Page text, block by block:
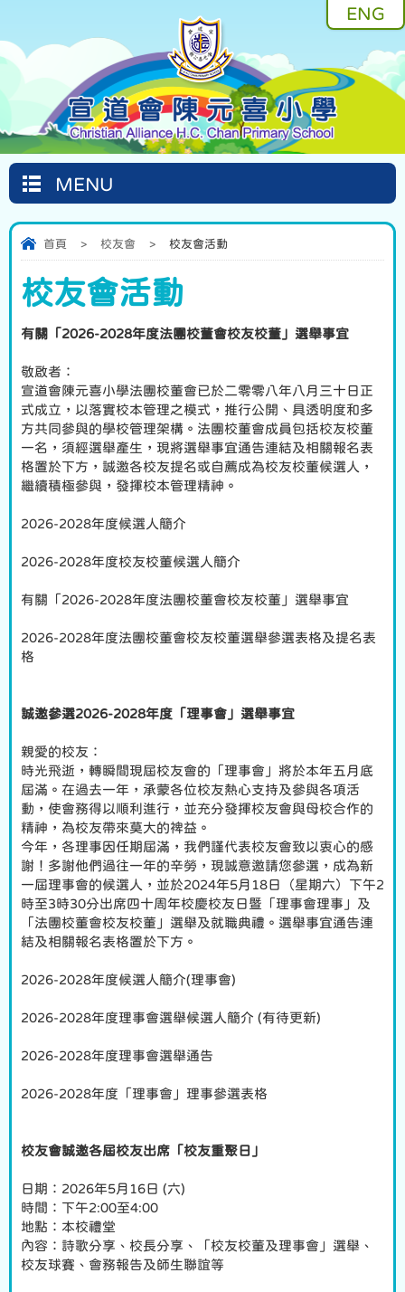
ENG
MENU
首頁 > 校友會 > 校友會活動
校友會活動
有關「2026-2028年度法團校董會校友校董」選舉事宜
敬啟者：
宣道會陳元喜小學法團校董會已於二零零八年八月三十日正
式成立，以落實校本管理之模式，推行公開、具透明度和多
方共同參與的學校管理架構。法團校董會成員包括校友校董
一名，須經選舉產生，現將選舉事宜通告連結及相關報名表
格置於下方，誠邀各校友提名或自薦成為校友校董候選人，
繼續積極參與，發揮校本管理精神。
2026-2028年度候選人簡介
2026-2028年度校友校董候選人簡介
有關「2026-2028年度法團校董會校友校董」選舉事宜
2026-2028年度法團校董會校友校董選舉參選表格及提名表
格
誠邀參選2026-2028年度「理事會」選舉事宜
親愛的校友：
時光飛逝，轉瞬間現屆校友會的「理事會」將於本年五月底
屆滿。在過去一年，承蒙各位校友熱心支持及參與各項活
動，使會務得以順利進行，並充分發揮校友會與母校合作的
精神，為校友帶來莫大的裨益。
今年，各理事因任期屆滿，我們謹代表校友會致以衷心的感
謝！多謝他們過往一年的辛勞，現誠意邀請您參選，成為新
一屆理事會的候選人，並於2024年5月18日（星期六）下午2
時至3時30分出席四十周年校慶校友日暨「理事會理事」及
「法團校董會校友校董」選舉及就職典禮。選舉事宜通告連
結及相關報名表格置於下方。
2026-2028年度候選人簡介(理事會)
2026-2028年度理事會選舉候選人簡介 (有待更新)
2026-2028年度理事會選舉通告
2026-2028年度「理事會」理事參選表格
校友會誠邀各屆校友出席「校友重聚日」
日期：2026年5月16日 (六)
時間：下午2:00至4:00
地點：本校禮堂
內容：詩歌分享、校長分享、「校友校董及理事會」選舉、
校友球賽、會務報告及師生聯誼等